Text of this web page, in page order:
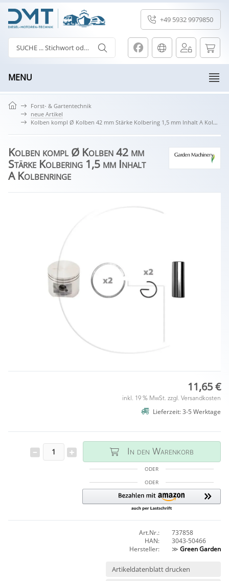
+49 5932 9979850
MENU
Forst- & Gartentechnik
neue Artikel
Kolben kompl Ø Kolben 42 mm Stärke Kolbering 1,5 mm Inhalt A Kolbenringe
Kolben kompl Ø Kolben 42 mm
Stärke Kolbering 1,5 mm Inhalt
A Kolbenringe
11,65 €
inkl. 19 % MwSt. zzgl. Versandkosten
Lieferzeit: 3-5 Werktage
In den Warenkorb
ODER
ODER
Art.Nr.:
737858
HAN:
3043-50466
Hersteller:
≫ Green Garden
Artikeldatenblatt drucken